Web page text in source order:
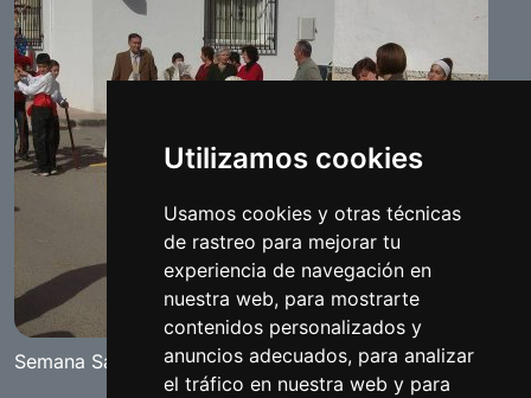
Utilizamos cookies
Usamos cookies y otras técnicas
de rastreo para mejorar tu
experiencia de navegación en
nuestra web, para mostrarte
contenidos personalizados y
anuncios adecuados, para analizar
el tráfico en nuestra web y para
Semana Santa Chica